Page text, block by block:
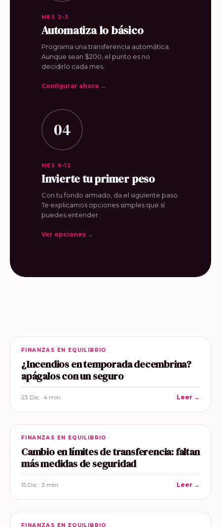
MES 2–3
Automatiza lo básico
Programa una transferencia automática.
Aunque sean $200, el punto es no
decidirlo cada mes.
Configurar ahora →
04
MES 6–12
Invierte tu primer peso
Con tu fondo armado, da el siguiente paso.
Te explicamos opciones simples que sí
puedes entender.
Ver opciones →
FINANZAS EN EQUILIBRIO
¿Incendios en temporada decembrina?
apágalos con un seguro
23 Dic · 4 min Leer →
FINANZAS EN EQUILIBRIO
Cambio en límites de transferencia: faltan
más medidas de seguridad
15 Dic · 3 min Leer →
FINANZAS EN EQUILIBRIO